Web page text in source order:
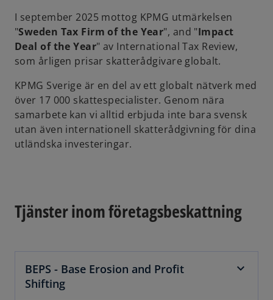
I september 2025 mottog KPMG utmärkelsen
"Sweden Tax Firm of the Year", and "Impact
Deal of the Year" av International Tax Review,
som årligen prisar skatterådgivare globalt.
KPMG Sverige är en del av ett globalt nätverk med
över 17 000 skattespecialister. Genom nära
samarbete kan vi alltid erbjuda inte bara svensk
utan även internationell skatterådgivning för dina
utländska investeringar.
Tjänster inom företagsbeskattning
BEPS - Base Erosion and Profit
Shifting